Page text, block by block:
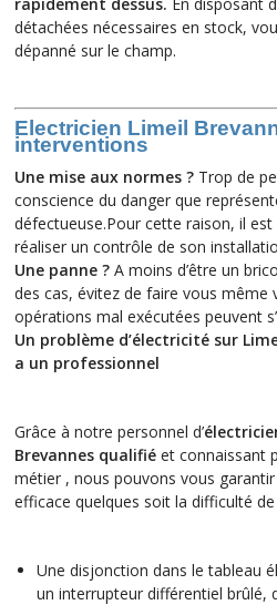
détachées nécessaires en stock,
dépanné sur le champ.
Electricien Limeil
interventions
Une mise aux normes ? Trop de
conscience du danger que
défectueuse.Pour cette raison, il
réaliser un contrôle de son
Une panne ? A moins d’être un
des cas, évitez de faire vous même
opérations mal exécutées peuvent
Un problème d’électricité sur
a un professionnel
Grâce à notre personnel d’
Brevannes qualifié et connaissant
métier , nous pouvons vous
efficace quelques soit la difficulté de
Une disjonction dans le tableau
un interrupteur différentiel brûlé,